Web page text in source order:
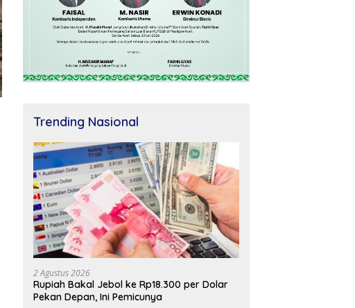
Trending Nasional
2 Agustus 2026
Rupiah Bakal Jebol ke Rp18.300 per Dolar
Pekan Depan, Ini Pemicunya